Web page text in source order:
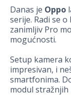
Danas je Oppo
serije. Radi se o
zanimljiv Pro
mogućnosti.
Setup kamera
impresivan, i
smartfonima.
modul stražnjih